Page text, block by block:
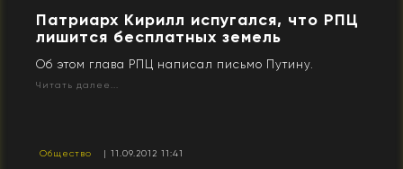
Патриарх Кирилл испугался, что РПЦ
лишится бесплатных земель
Об этом глава РПЦ написал письмо Путину.
Читать далее...
Общество | 11.09.2012 11:41